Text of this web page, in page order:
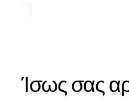
Ίσως σας